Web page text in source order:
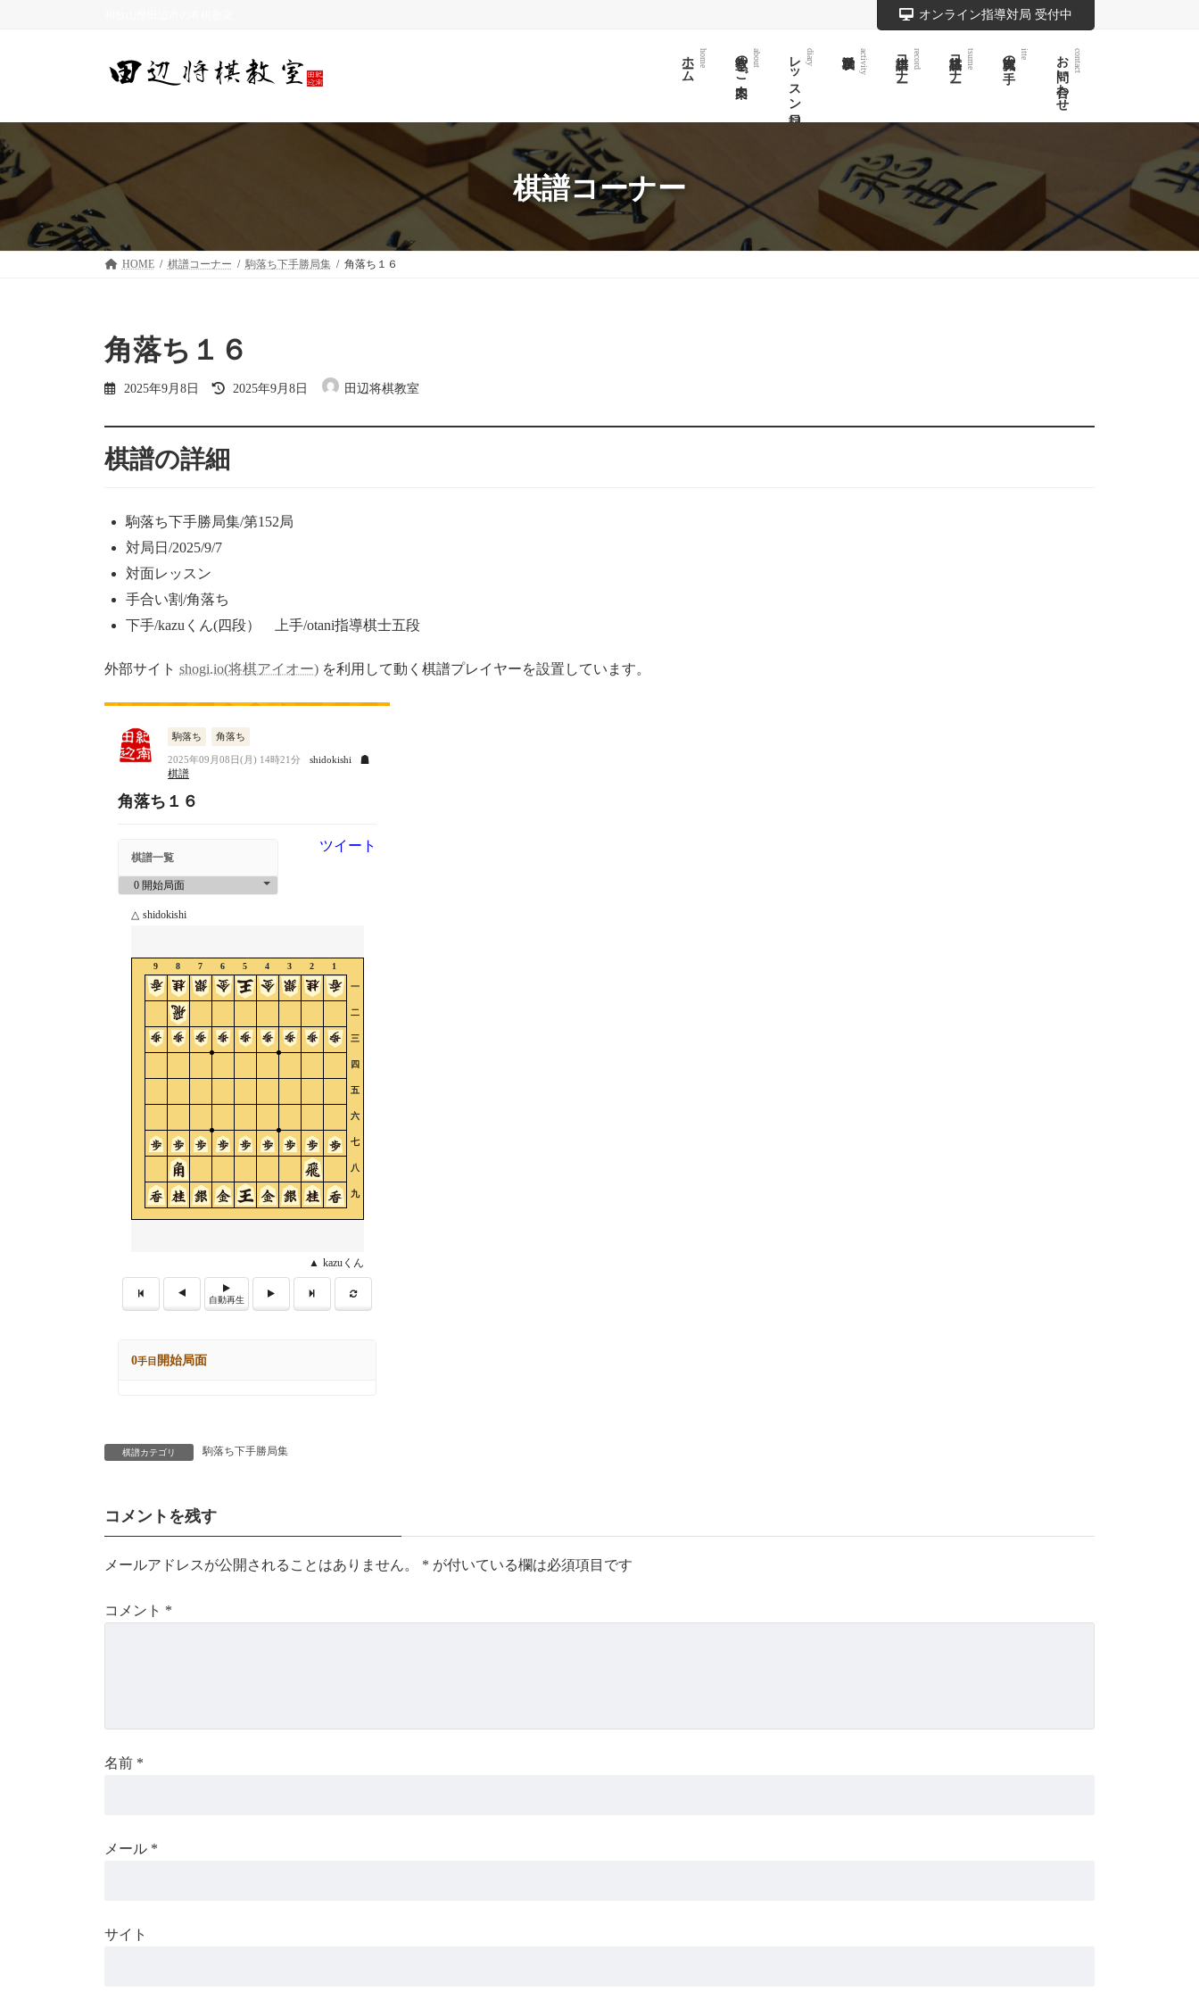
ス
キ
ッ
プ
ン
に
移
動
オンライン指導対局 受付中
ホーム home 教室のご案内 about レッスン日記 diary activity 棋譜コーナー record 詰将棋コーナー tsume 実戦次の一手 itte お問い合わせ contact
棋譜コーナー
HOME 棋譜コーナー 駒落ち下手勝局集 角落ち１６
角落ち１６
2025年9月8日
最
新
2025年9月8日 田辺将棋教室
棋譜の詳細
駒落ち下手勝局集/第152局
対局日/2025/9/7
対面レッスン
手合い割/角落ち
下手/kazuくん(四段） 上手/otani指導棋士五段
外部サイト shogi.io(将棋アイオー) を利用して動く棋譜プレイヤーを設置しています。
棋譜カテゴリ 駒落ち下手勝局集
コメントを残す
メールアドレスが公開されることはありません。 * が付いている欄は必須項目です
コメント *
名前 *
メール *
サイト